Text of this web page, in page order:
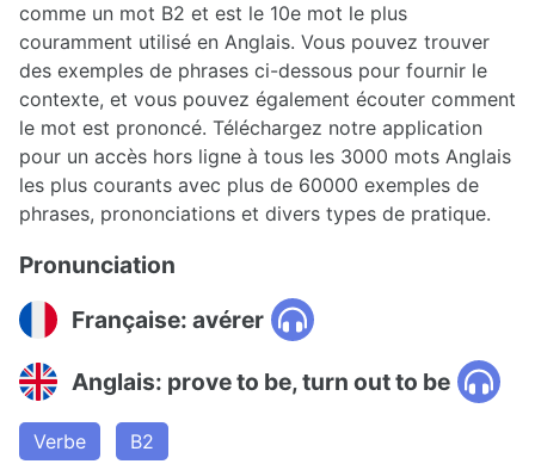
comme un mot B2 et est le 10e mot le plus
couramment utilisé en Anglais. Vous pouvez trouver
des exemples de phrases ci-dessous pour fournir le
contexte, et vous pouvez également écouter comment
le mot est prononcé. Téléchargez notre application
pour un accès hors ligne à tous les 3000 mots Anglais
les plus courants avec plus de 60000 exemples de
phrases, prononciations et divers types de pratique.
Pronunciation
Française: avérer
Anglais: prove to be, turn out to be
Verbe B2